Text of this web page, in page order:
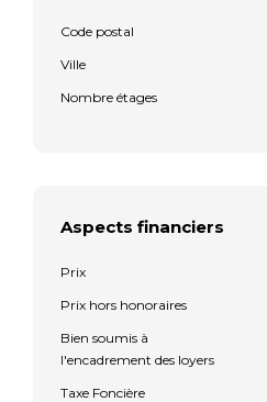
Code postal
Ville
Nombre étages
Aspects financiers
Prix
Prix hors honoraires
Bien soumis à
l'encadrement des loyers
Taxe Foncière